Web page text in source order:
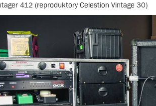
412 (reproduktory Celestion Vintage 30)